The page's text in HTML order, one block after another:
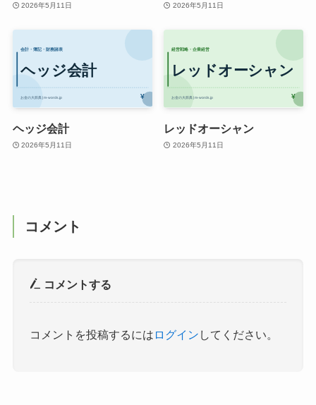
2026年5月11日 2026年5月11日
ヘッジ会計
2026年5月11日
レッドオーシャン
2026年5月11日
コメント
コメントする
コメントを投稿するには ログイン してください。